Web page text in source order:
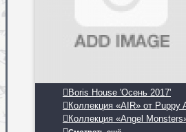
Boris House 'Осень 2017'
Коллекция «AIR» от Puppy
Коллекция «Angel